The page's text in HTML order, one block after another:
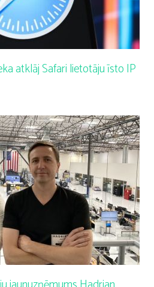
atklāj Safari lietotāju īsto IP